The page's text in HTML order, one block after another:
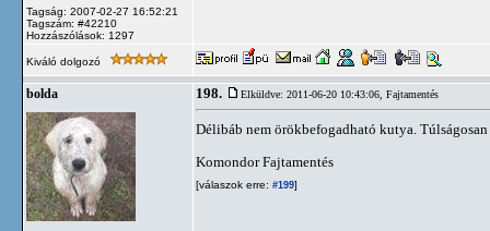
Tagság: 2007-02-27 16:52:21
Tagszám: #42210
Hozzászólások: 1297
Kiváló dolgozó
bolda 198. Elküldve: 2011-06-20 10:43:06, Fajtamentés
Délibáb nem örökbefogadható kutya.
Komondor Fajtamentés
[válaszok erre: #199]